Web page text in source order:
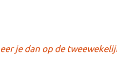
je dan op de